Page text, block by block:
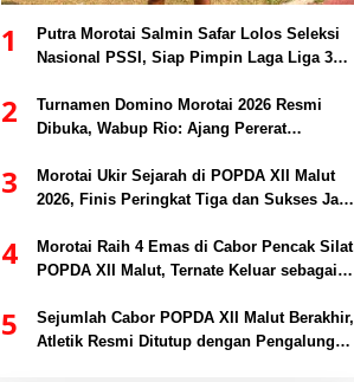
1
Putra Morotai Salmin Safar Lolos Seleksi
Nasional PSSI, Siap Pimpin Laga Liga 3
2
Turnamen Domino Morotai 2026 Resmi
Dibuka, Wabup Rio: Ajang Pererat
3
Morotai Ukir Sejarah di POPDA XII Malut
2026, Finis Peringkat Tiga dan Sukses Jadi
4
Morotai Raih 4 Emas di Cabor Pencak Silat
POPDA XII Malut, Ternate Keluar sebagai
5
Sejumlah Cabor POPDA XII Malut Berakhir,
Atletik Resmi Ditutup dengan Pengalungan